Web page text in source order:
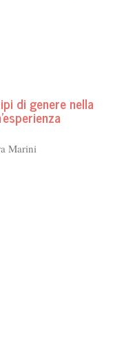
di genere nella
Marini